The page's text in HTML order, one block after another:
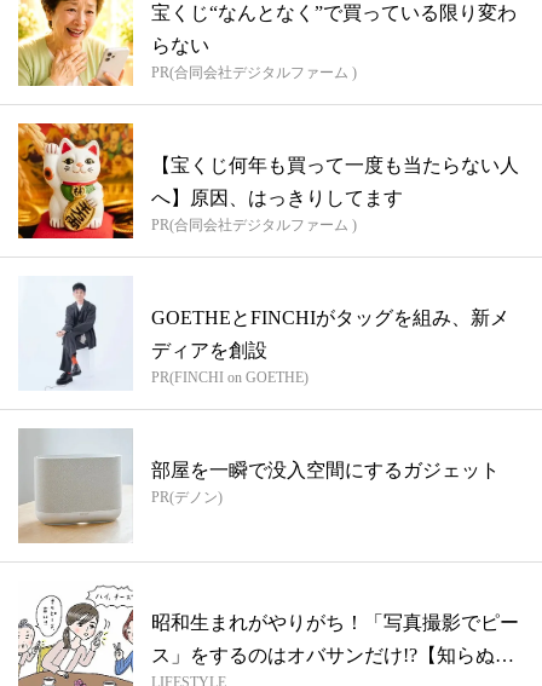
宝くじ“なんとなく”で買っている限り変わ
らない
PR(合同会社デジタルファーム )
【宝くじ何年も買って一度も当たらない人
へ】原因、はっきりしてます
PR(合同会社デジタルファーム )
GOETHEとFINCHIがタッグを組み、新メ
ディアを創設
PR(FINCHI on GOETHE)
部屋を一瞬で没入空間にするガジェット
PR(デノン)
昭和生まれがやりがち！「写真撮影でピー
ス」をするのはオバサンだけ!?【知らぬ間
LIFESTYLE